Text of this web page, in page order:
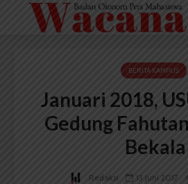
BERITA KAMPUS
Januari 2018,
Gedung
Bekala
Redaksi 13 Juni 2017